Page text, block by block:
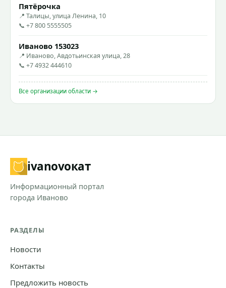
Пятёрочка
📍 Талицы, улица Ленина, 10
📞 +7 800 5555505
Иваново 153023
📍 Иваново, Авдотьинская улица, 28
📞 +7 4932 444610
Все организации области →
ivanovoкат
Информационный портал
города Иваново
РАЗДЕЛЫ
Новости
Контакты
Предложить новость